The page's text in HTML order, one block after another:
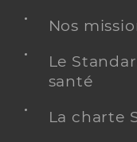
Nos
Le
santé
La charte